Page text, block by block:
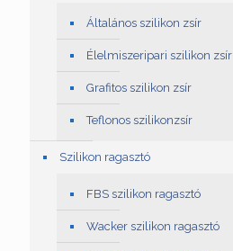
Általános szilikon zsír
Élelmiszeripari szilikon zsír
Grafitos szilikon zsír
Teflonos szilikonzsír
Szilikon ragasztó
FBS szilikon ragasztó
Wacker szilikon ragasztó